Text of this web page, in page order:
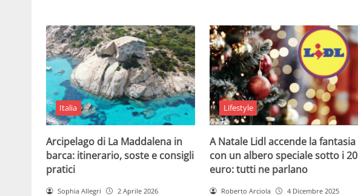
Italia
Arcipelago di La Maddalena in
barca: itinerario, soste e consigli
pratici
Sophia Allegri 2 Aprile 2026
Lifestyle
A Natale Lidl accende la fantasia
con un albero speciale sotto i 20
euro: tutti ne parlano
Roberto Arciola 4 Dicembre 2025